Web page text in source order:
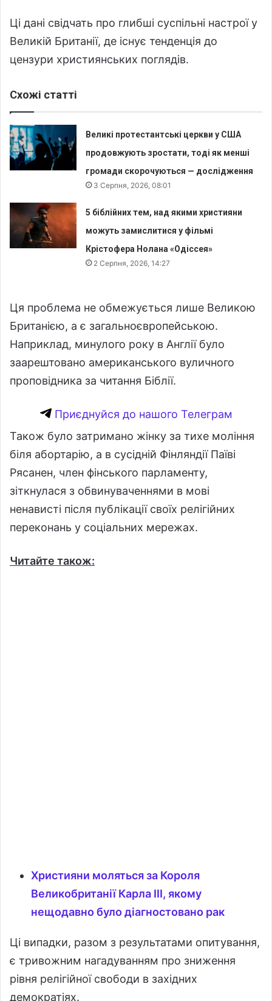
Ці дані свідчать про глибші суспільні настрої у
Великій Британії, де існує тенденція до
цензури християнських поглядів.
Схожі статті
Великі протестантські церкви у США
продовжують зростати, тоді як менші
громади скорочуються — дослідження
3 Серпня, 2026, 08:01
5 біблійних тем, над якими християни
можуть замислитися у фільмі
Крістофера Нолана «Одіссея»
2 Серпня, 2026, 14:27
Ця проблема не обмежується лише Великою
Британією, а є загальноєвропейською.
Наприклад, минулого року в Англії було
заарештовано американського вуличного
проповідника за читання Біблії.
Приєднуйся до нашого Телеграм
Також було затримано жінку за тихе моління
біля абортарію, а в сусідній Фінляндії Паїві
Рясанен, член фінського парламенту,
зіткнулася з обвинуваченнями в мові
ненависті після публікації своїх релігійних
переконань у соціальних мережах.
Читайте також:
Християни моляться за Короля
Великобританії Карла III, якому
нещодавно було діагностовано рак
Ці випадки, разом з результатами опитування,
є тривожним нагадуванням про зниження
рівня релігійної свободи в західних
демократіях.